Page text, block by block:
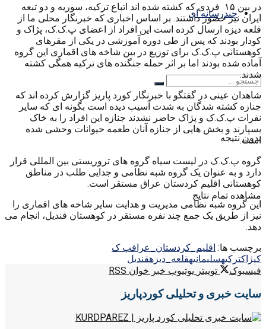
چندرسانه ای
بدون نتیجه
مشاهده تمام نتایج
در بین ۱۵ فردی که کشته شده اند اتباع ترکیه، سوریه و دو تبعه
ایران نیز حضور داشتند. بر اساس اخباری که خبرنگار محلی ما از
قلعه دیزه ارسال کرده است این افراد از اعضای پ.ک.ک، پژاک و
کودار بودند که پس از طی دوره آموزشی در یکی از مقرهای
کوهستانی پ.ک.ک برای توزیع در بین شاخه های اقماری این گروه
آماده شده بودند اما بر اثر حمله جنگنده های ترکیه همگی کشته
شدند.
شاهدان عینی در گفتگو با خبرنگار کورد پاریز گزارش کرده اند که
جنازه کشته شدگان به شدت آسیب دیده است بگونه ای که سایر
نفرات پ.ک.ک و پژاک حاضر نشدند جنازه این افراد را به خاک
بسپارند و بخش هایی از جنازه آنان طعمه حیوانات وحشی شده
است.
گروه پ.ک.ک در لیست سیاه گروه های تروریستی بین المللی قرار
دارد و به عنوان یک گروه شبه نظامی و جدایی طلب در مناطق
کوهستانی اقلیم کردستان عراق مستقر است.
این گروه شبه نظامی مدیریت و هدایت سایر شاخه های اقماری را
نیز از طریق یک جمع چند نفره مستقر در کوهستان قندیل، انجام می
دهد.
برچسب ها: اقلیم_کردستان_عراقپ ک
کپژاکترکیهسلیمانیهقلعه_دیزهقندیل
فیسبوک
توییتر یوتیوب خبر خوان RSS
سایت خبری و تحلیلی کوردپاریز